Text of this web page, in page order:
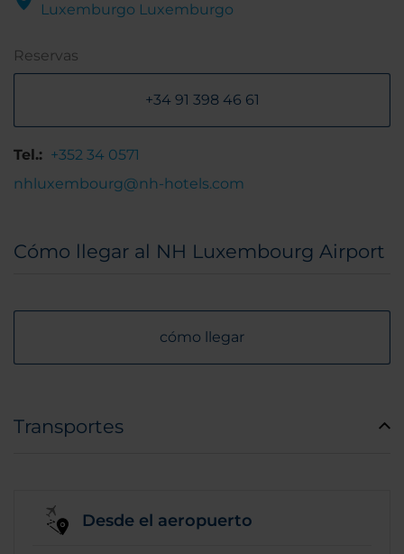
Luxemburgo Luxemburgo
Reservas
+34 91 398 46 61
Tel.: +352 34 0571
nhluxembourg@nh-hotels.com
Cómo llegar al NH Luxembourg Airport
cómo llegar
Transportes
Desde el aeropuerto